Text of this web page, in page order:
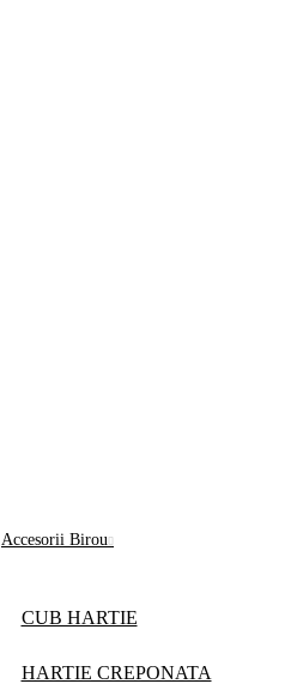
Accesorii Birou
CUB HARTIE
HARTIE CREPONATA